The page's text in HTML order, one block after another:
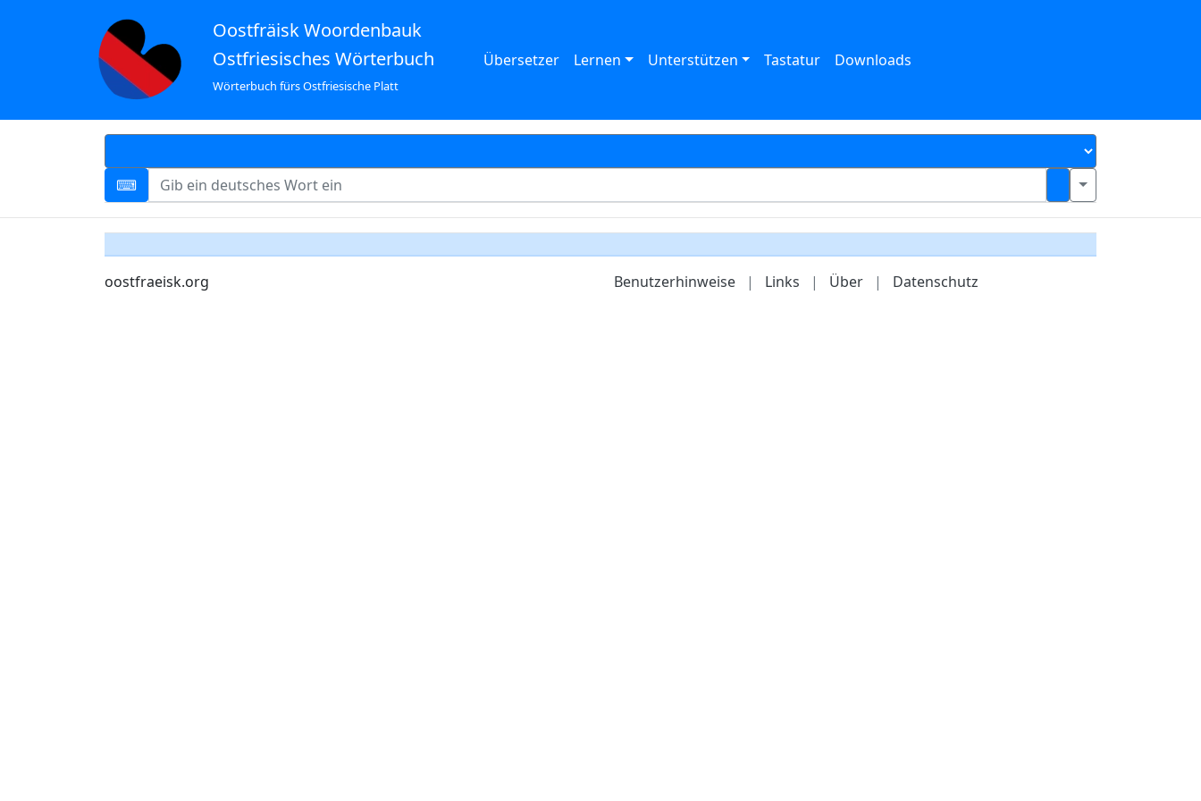
Oostfräisk Woordenbauk
Ostfriesisches Wörterbuch
Wörterbuch fürs Ostfriesische Platt
Übersetzer Lernen Unterstützen Tastatur Downloads
oostfraeisk.org Benutzerhinweise | Links | Über | Datenschutz